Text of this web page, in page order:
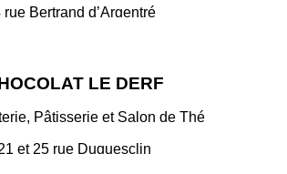
rue Bertrand d’Argentré
Sur internetLE DERF
Pâtisserie et Salon de Thé
et 25 rue Duguesclin